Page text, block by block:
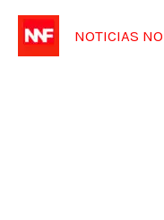
para
NOTICIAS